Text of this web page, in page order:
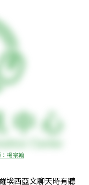
楊宗翰
埃西亞文聊天時有聽